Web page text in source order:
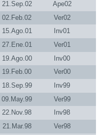
21.Sep.02
Ape02
02.Feb.02
Ver02
15.Ago.01
Inv01
27.Ene.01
Ver01
19.Ago.00
Inv00
19.Feb.00
Ver00
18.Sep.99
Inv99
09.May.99
Ver99
22.Nov.98
Inv98
21.Mar.98
Ver98